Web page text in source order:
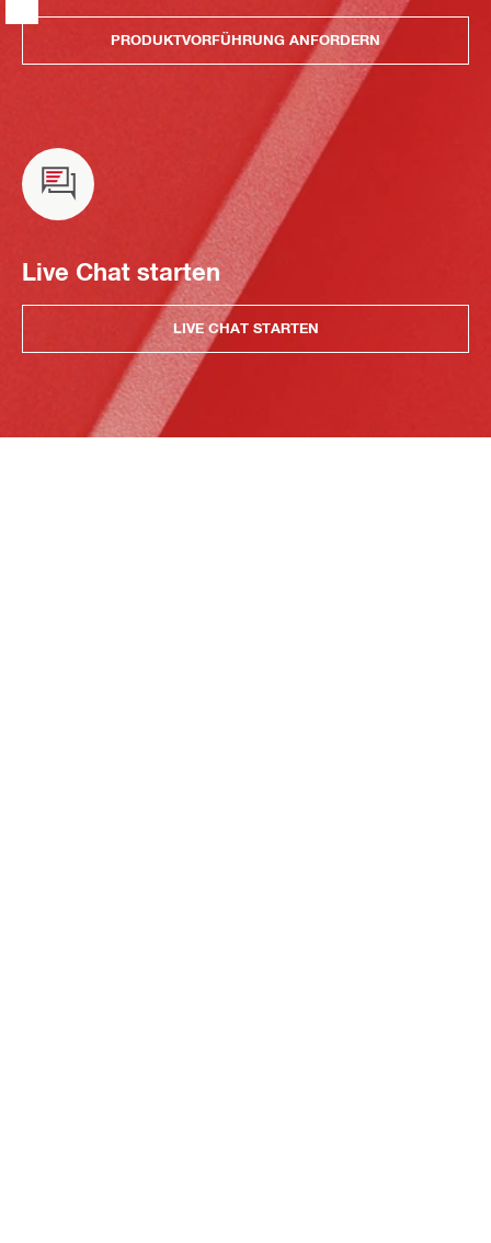
PRODUKTVORFÜHRUNG ANFORDERN
Live Chat starten
LIVE CHAT STARTEN